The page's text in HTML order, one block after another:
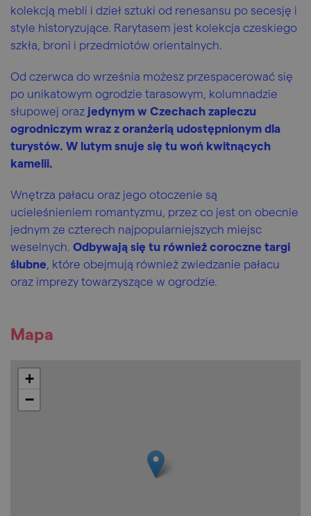
kolekcją mebli i dzieł sztuki od renesansu po secesję i
style historyzujące. Rarytasem jest kolekcja czeskiego
szkła, broni i przedmiotów orientalnych.
Od czerwca do września możesz przespacerować się
po unikatowym ogrodzie tarasowym, kolumnadzie
słupowej oraz jedynym w Czechach zapleczu
ogrodniczym wraz z oranżerią udostępnionym dla
turystów. W lutym snuje się tu woń kwitnących
kamelii.
Wnętrza pałacu oraz jego otoczenie są
ucieleśnieniem romantyzmu, przez co jest on obecnie
jednym ze czterech najpopularniejszych miejsc
weselnych. Odbywają się tu również coroczne targi
ślubne , które obejmują również zwiedzanie pałacu
oraz imprezy towarzyszące w ogrodzie.
Mapa
+
−